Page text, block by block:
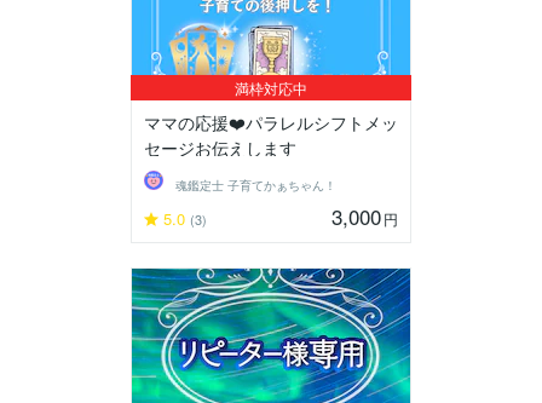
満枠対応中
ママの応援❤️パラレルシフトメッ
セージお伝えします
魂鑑定士 子育てかぁちゃん！
5.0 (3) 3,000円